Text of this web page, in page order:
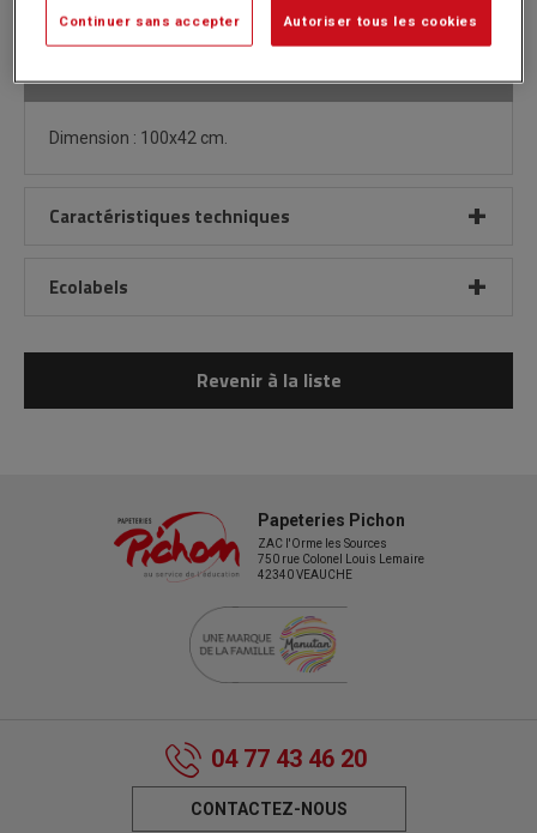
Dimension : 100x42 cm.
Caractéristiques techniques
Ecolabels
Revenir à la liste
Papeteries Pichon
ZAC l'Orme les Sources
750 rue Colonel Louis Lemaire
42340 VEAUCHE
04 77 43 46 20
CONTACTEZ-NOUS
Continuer sans accepter Autoriser tous les cookies